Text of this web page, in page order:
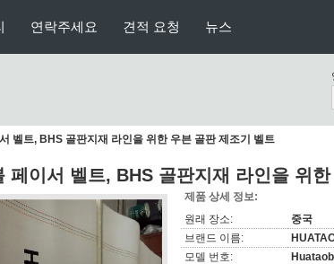
연락주세요 견적 요청 뉴스
벨트, BHS 골판지재 라인을 위한 우븐 골판 제조기 벨트
페이서 벨트, BHS 골판지재 라인을 위
제품 상세 정보:
원래 장소:
중국
브랜드 이름:
모델 번호: